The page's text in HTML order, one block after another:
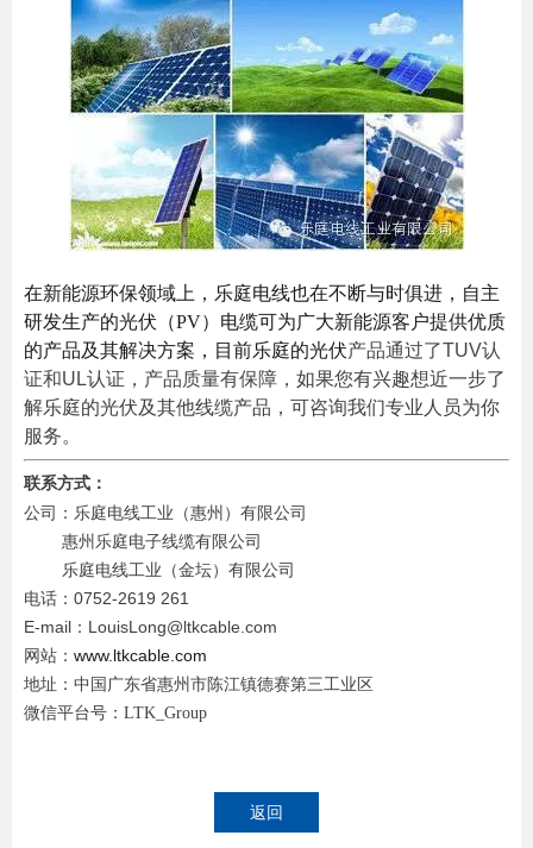
在新能源环保领域上，乐庭电线也在不断与时俱进，自主
研发生产的光伏（PV）电缆可为广大新能源客户提供优质
的产品及其解决方案，目前乐庭的光伏产品通过了TUV认
证和UL认证，产品质量有保障， 如果您有兴趣想近一步了
解乐庭的光伏及其他线缆产品，可咨询我们专业人员为你
服务。
联系方式：
公司：乐庭电线工业（惠州）有限公司
惠州乐庭电子线缆有限公司
乐庭电线工业（金坛）有限公司
电话：0752-2619 261
E-mail：LouisLong@ltkcable.com
网站： www.ltkcable.com
地址：中国广东省惠州市陈江镇德赛第三工业区
微信平台号：LTK_Group
返回